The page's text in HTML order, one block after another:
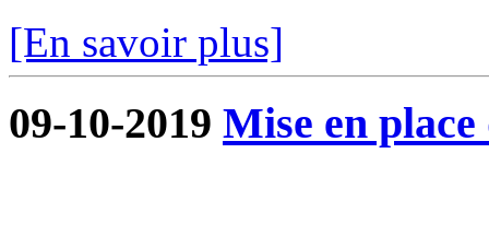
[En savoir plus]
09-10-2019 Mise en